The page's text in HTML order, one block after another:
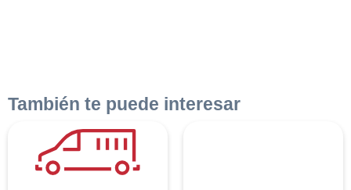
También te puede interesar